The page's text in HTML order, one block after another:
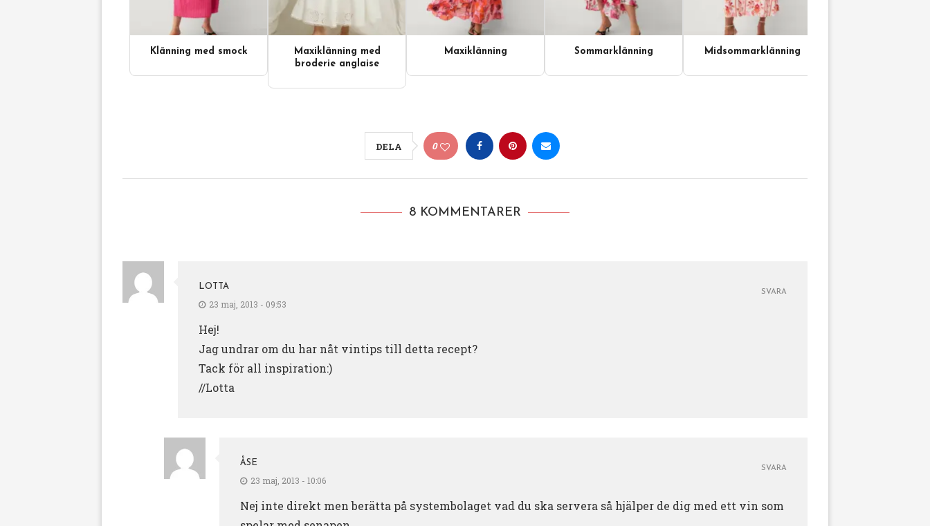
Klänning med smock
Maxiklänning med
broderie anglaise
Maxiklänning Sommarklänning Midsommarklänning
DELA 0
8 KOMMENTARER
LOTTA
23 maj, 2013 - 09:53
Hej!
Jag undrar om du har nåt vintips till detta recept?
Tack för all inspiration:)
//Lotta
SVARA
ÅSE
23 maj, 2013 - 10:06
Nej inte direkt men berätta på systembolaget vad du ska servera så hjälper de dig med ett vin som
SVARA